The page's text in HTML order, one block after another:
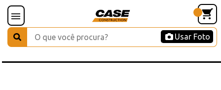
Usar Foto